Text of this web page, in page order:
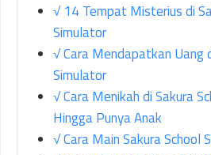
√ 14 Tempat Misterius di
Simulator
√ Cara Mendapatkan Uang
Simulator
√ Cara Menikah di Sakura
Hingga Punya Anak
√ Cara Main Sakura School